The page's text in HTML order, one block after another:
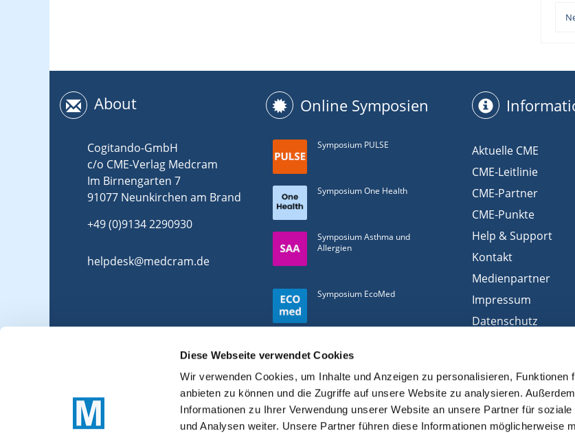
Diese Webseite verwendet Cookies
Wir verwenden Cookies, um Inhalte und Anzeigen zu personalisieren, Funktionen
anbieten zu können und die Zugriffe auf unsere Website zu analysieren.
Informationen zu Ihrer Verwendung unserer Website an unsere Partner für soziale
und Analysen weiter. Unsere Partner führen diese Informationen möglicherweise
About
Cogitando-GmbH
c/o CME-Verlag Medcram
Im Birnengarten 7
91077 Neunkirchen am Brand
+49 (0)9134 2290930
helpdesk@medcram.de
Online Symposien
Symposium PULSE
Symposium One Health
Symposium Asthma und
Allergien
Symposium EcoMed
ADIPOSITAS
Aktuelle CME
CME-Leitlinie
CME-Partner
CME-Punkte
Help & Support
Kontakt
Medienpartner
Impressum
Datenschutz